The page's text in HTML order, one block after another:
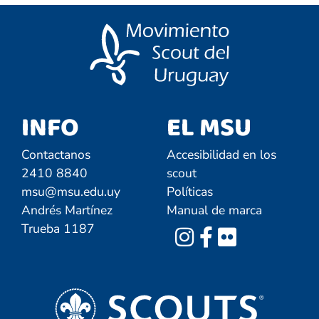
EL MSU
Accesibilidad en los
scout
Políticas
Manual de marca
INFO
Contactanos
2410 8840
msu@msu.edu.uy
Andrés Martínez
Trueba 1187